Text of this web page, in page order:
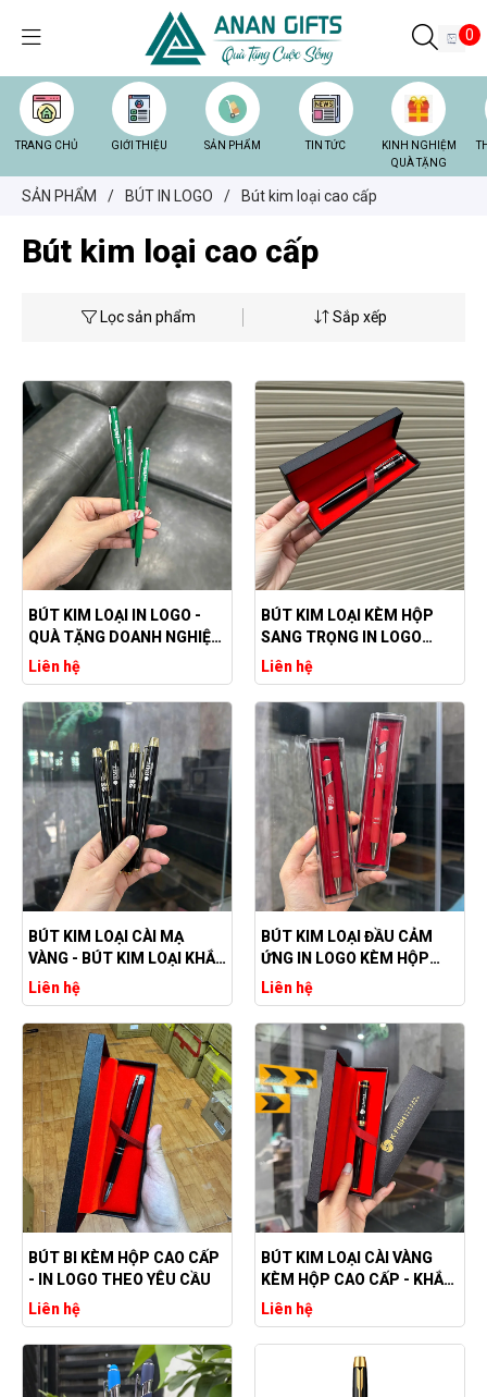
0
TRANG CHỦ GIỚI THIỆU SẢN PHẨM TIN TỨC
KINH NGHIỆM
QUÀ TẶNG
SẢN PHẨM / BÚT IN LOGO / Bút kim loại cao cấp
Bút kim loại cao cấp
Lọc sản phẩm Sắp xếp
BÚT KIM LOẠI IN LOGO -
QUÀ TẶNG DOANH NGHIỆP
SANG TRỌNG
Liên hệ
BÚT KIM LOẠI KÈM HỘP
SANG TRỌNG IN LOGO
RMIT
Liên hệ
BÚT KIM LOẠI CÀI MẠ
VÀNG - BÚT KIM LOẠI KHẮC
LOGO RMIT
Liên hệ
BÚT KIM LOẠI ĐẦU CẢM
ỨNG IN LOGO KÈM HỘP
ĐỰNG
Liên hệ
BÚT BI KÈM HỘP CAO CẤP
- IN LOGO THEO YÊU CẦU
Liên hệ
BÚT KIM LOẠI CÀI VÀNG
KÈM HỘP CAO CẤP - KHẮC
LOGO THEO YÊU CẦU
Liên hệ